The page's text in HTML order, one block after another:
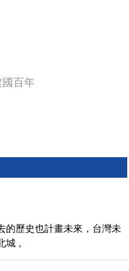
國百年
的歷史也計畫未來，台灣未
。